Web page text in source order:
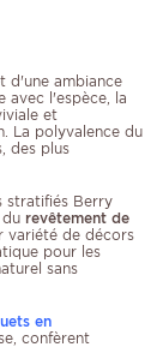
d'une ambiance
avec l'espèce, la
et
La polyvalence du
des plus
stratifiés Berry
revêtement de
variété de décors
pour les
sans
en
confèrent